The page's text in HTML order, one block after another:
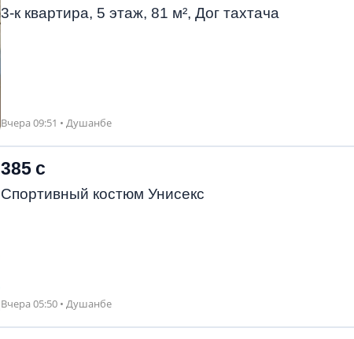
3-к квартира, 5 этаж, 81 м², Дог тахтача
Вчера 09:51 • Душанбе
385 с
Спортивный костюм Унисекс
Вчера 05:50 • Душанбе